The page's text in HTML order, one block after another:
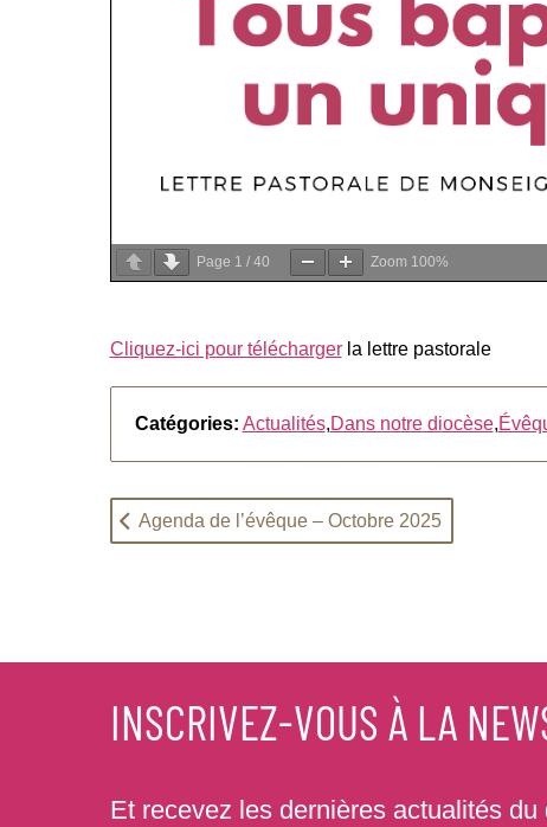
Page 1 / 40 Zoom 100%
Cliquez-ici pour téléchargerla lettre pastorale
Catégories: Actualités,Dans notre diocèse,
Agenda de l’évêque – Octobre 2025
INSCRIVEZ-VOUS À LA
Et recevez les dernières actualités du